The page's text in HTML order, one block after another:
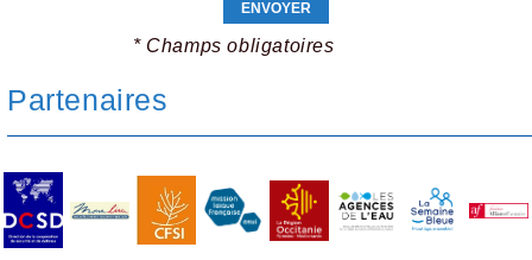
* Champs obligatoires
Partenaires